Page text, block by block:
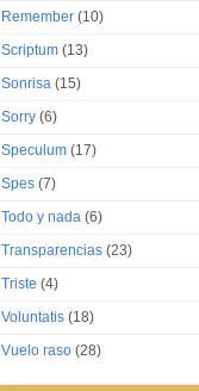
Remember (10)
Scriptum (13)
Sonrisa (15)
Sorry (6)
Speculum (17)
Spes (7)
Todo y nada (6)
Transparencias (23)
Triste (4)
Voluntatis (18)
Vuelo raso (28)